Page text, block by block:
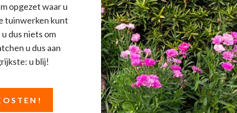
opgezet waar u
tuinwerken kunt
dus niets om
u dus aan
u blij!